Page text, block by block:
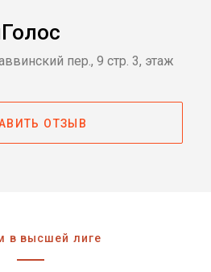
пер., 9 стр. 3, этаж
ОТЗЫВ
в высшей лиге